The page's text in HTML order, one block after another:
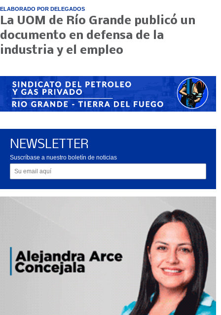
ELABORADO POR DELEGADOS
La UOM de Río Grande publicó un
documento en defensa de la
industria y el empleo
NEWSLETTER
Suscríbase a nuestro boletín de noticias